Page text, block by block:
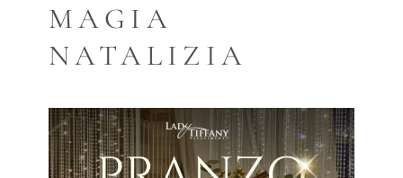
MAGIA
NATALIZIA